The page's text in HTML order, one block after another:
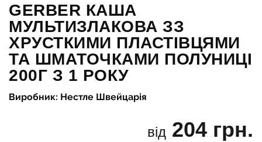
GERBER КАША
МУЛЬТИЗЛАКОВА ЗЗ
ХРУСТКИМИ ПЛАСТІВЦЯМИ
ТА ШМАТОЧКАМИ ПОЛУНИЦІ
200Г З 1 РОКУ
Виробник: Нестле Швейцарія
від 204 грн.